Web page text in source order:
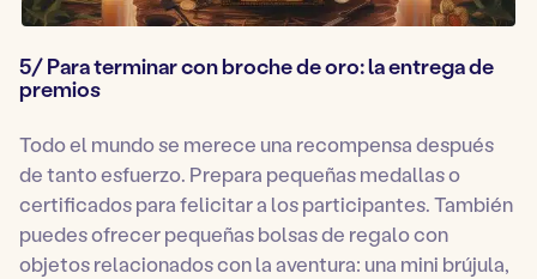
5/ Para terminar con broche de oro: la entrega de
premios
Todo el mundo se merece una recompensa después
de tanto esfuerzo. Prepara pequeñas medallas o
certificados para felicitar a los participantes. También
puedes ofrecer pequeñas bolsas de regalo con
objetos relacionados con la aventura: una mini brújula,